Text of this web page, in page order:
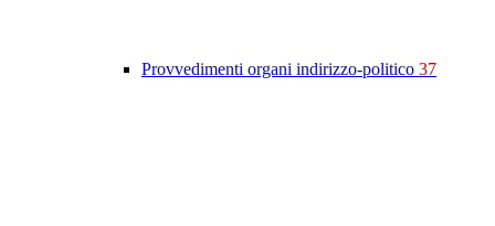
Provvedimenti organi indirizzo-politico 37